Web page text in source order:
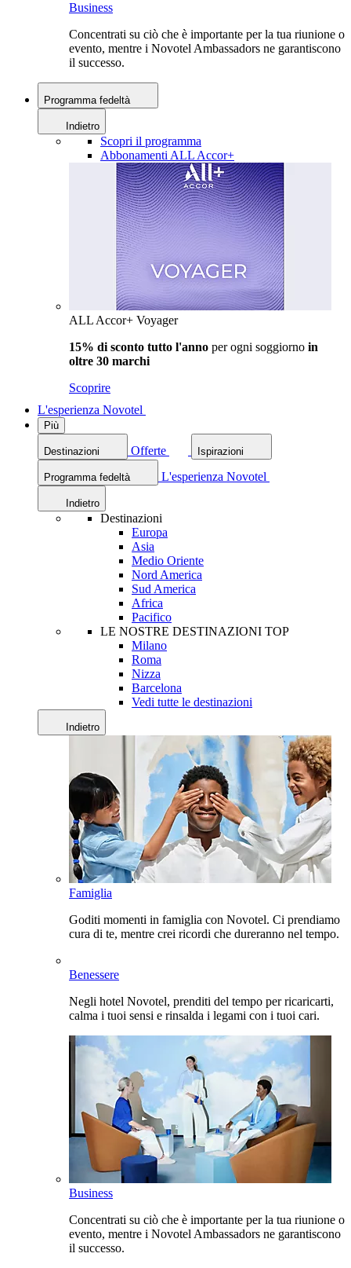
Business
Concentrati su ciò che è importante per la tua riunione o
evento, mentre i Novotel Ambassadors ne garantiscono
il successo.
Programma fedeltà
Indietro
Scopri il programma
Abbonamenti ALL Accor+
ALL Accor+ Voyager
15% di sconto tutto l'anno per ogni soggiorno in
oltre 30 marchi
Scoprire
L'esperienza Novotel
Più
Destinazioni Offerte Ispirazioni
Programma fedeltà L'esperienza Novotel
Indietro
Destinazioni
Europa
Asia
Medio Oriente
Nord America
Sud America
Africa
Pacifico
LE NOSTRE DESTINAZIONI TOP
Milano
Roma
Nizza
Barcelona
Vedi tutte le destinazioni
Indietro
Famiglia
Goditi momenti in famiglia con Novotel. Ci prendiamo
cura di te, mentre crei ricordi che dureranno nel tempo.
Benessere
Negli hotel Novotel, prenditi del tempo per ricaricarti,
calma i tuoi sensi e rinsalda i legami con i tuoi cari.
Business
Concentrati su ciò che è importante per la tua riunione o
evento, mentre i Novotel Ambassadors ne garantiscono
il successo.